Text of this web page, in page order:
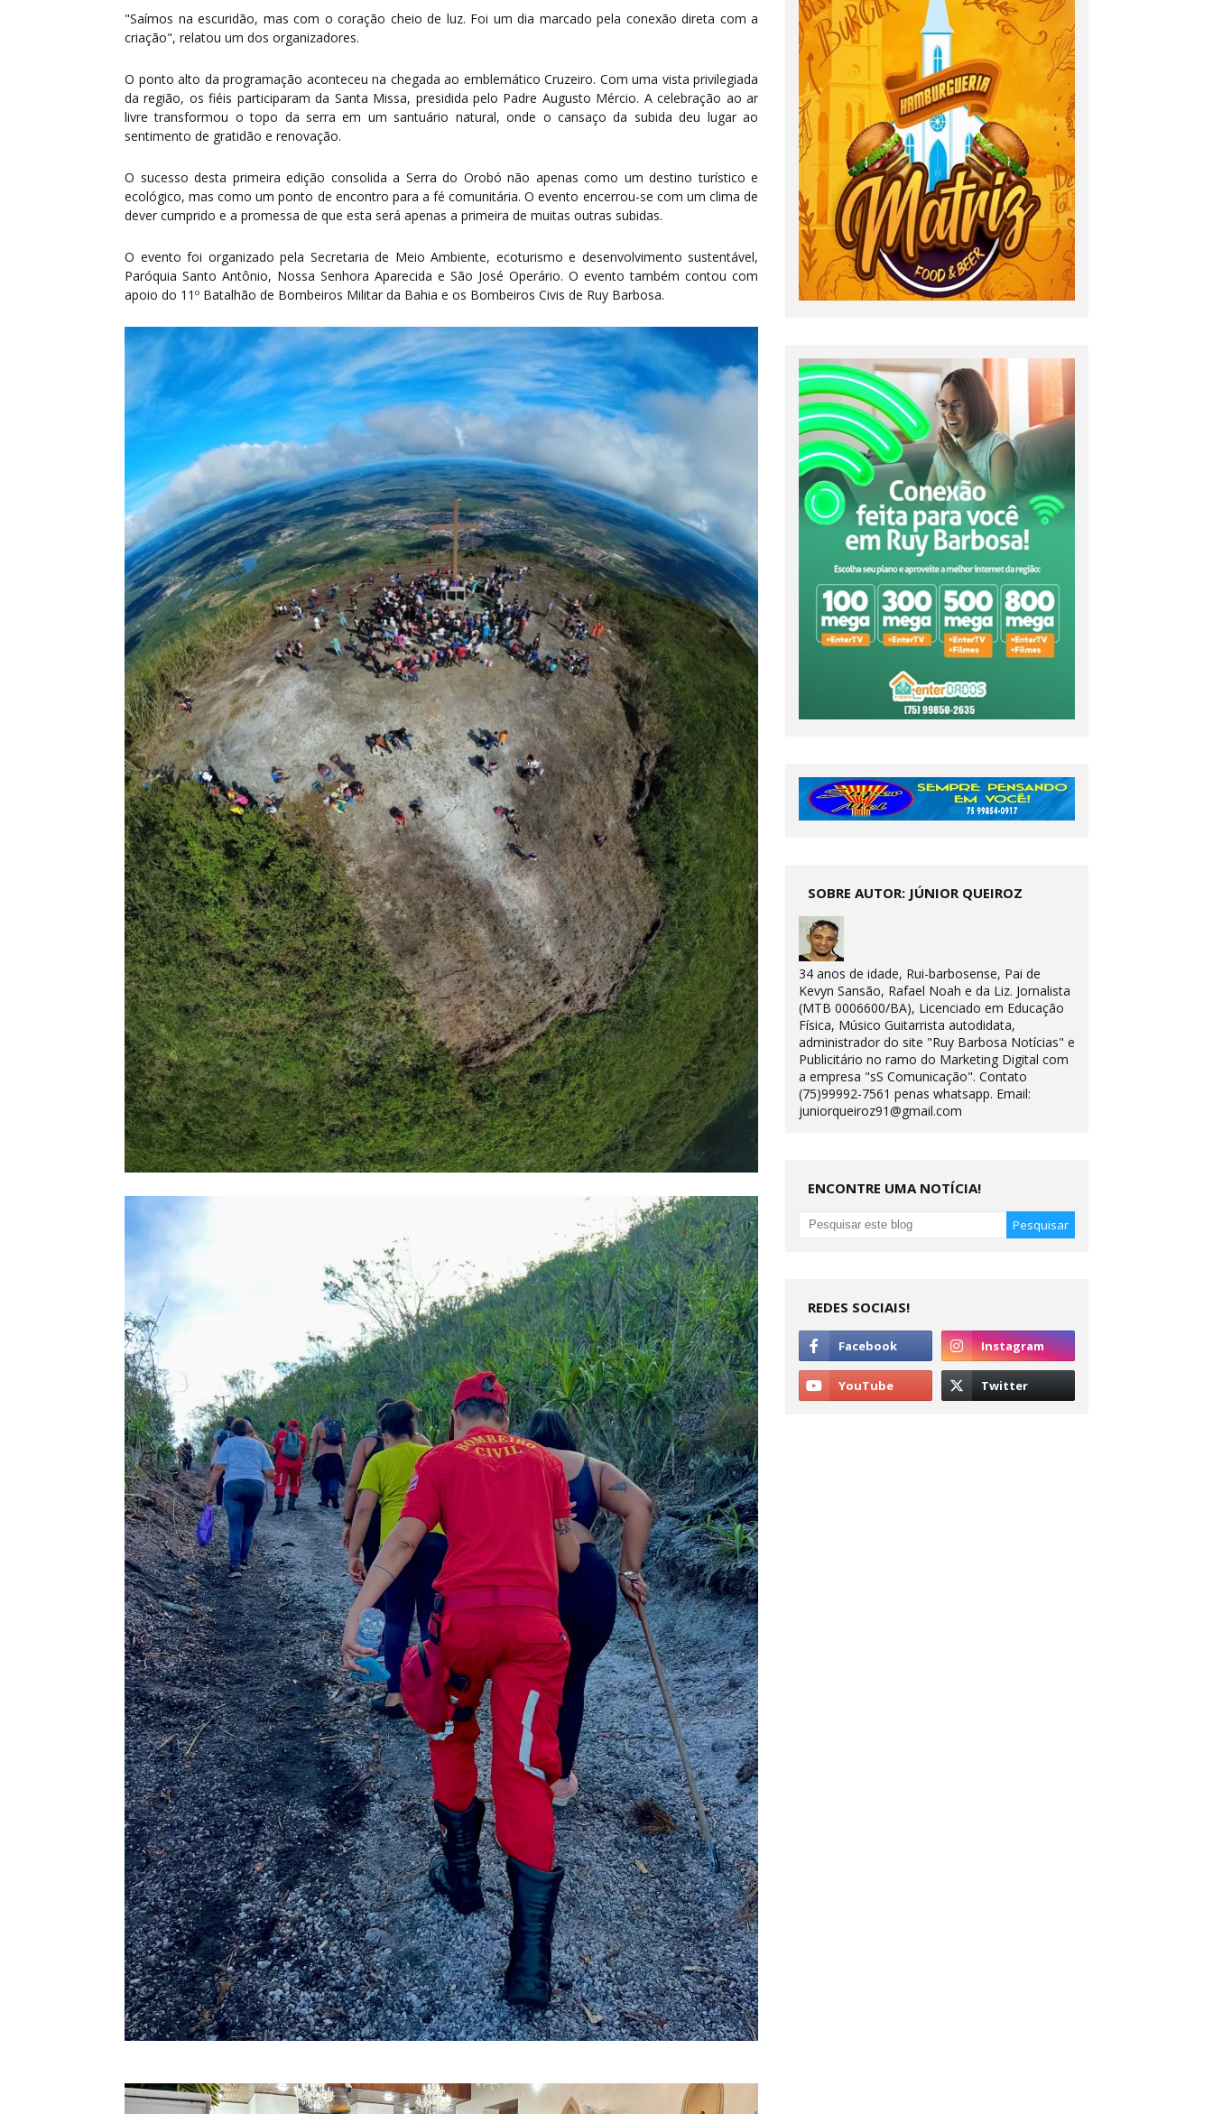
"Saímos na escuridão, mas com o coração cheio de luz. Foi um dia marcado pela conexão direta com a
criação", relatou um dos organizadores.
O ponto alto da programação aconteceu na chegada ao emblemático Cruzeiro. Com uma vista privilegiada
da região, os fiéis participaram da Santa Missa, presidida pelo Padre Augusto Mércio. A celebração ao ar
livre transformou o topo da serra em um santuário natural, onde o cansaço da subida deu lugar ao
sentimento de gratidão e renovação.
O sucesso desta primeira edição consolida a Serra do Orobó não apenas como um destino turístico e
ecológico, mas como um ponto de encontro para a fé comunitária. O evento encerrou-se com um clima de
dever cumprido e a promessa de que esta será apenas a primeira de muitas outras subidas.
O evento foi organizado pela Secretaria de Meio Ambiente, ecoturismo e desenvolvimento sustentável,
Paróquia Santo Antônio, Nossa Senhora Aparecida e São José Operário. O evento também contou com
apoio do 11º Batalhão de Bombeiros Militar da Bahia e os Bombeiros Civis de Ruy Barbosa.
SOBRE AUTOR: JÚNIOR QUEIROZ
34 anos de idade, Rui-barbosense, Pai de
Kevyn Sansão, Rafael Noah e da Liz. Jornalista
(MTB 0006600/BA), Licenciado em Educação
Física, Músico Guitarrista autodidata,
administrador do site "Ruy Barbosa Notícias" e
Publicitário no ramo do Marketing Digital com
a empresa "sS Comunicação". Contato
(75)99992-7561 penas whatsapp. Email:
juniorqueiroz91@gmail.com
ENCONTRE UMA NOTÍCIA!
REDES SOCIAIS!